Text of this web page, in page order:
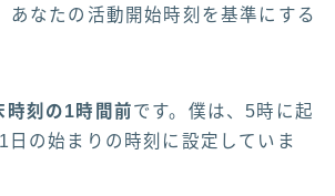
あなたの活動開始時刻を基準にする
時刻の1時間前です。僕は、5時に起
日の始まりの時刻に設定していま